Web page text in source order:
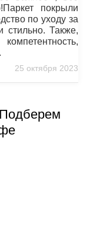
покрыли
по уходу за
стильно. Также,
25 октября 2023